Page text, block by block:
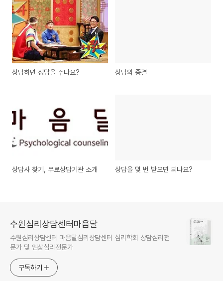
상담하면 정답을 주나요? 상담의 종결
상담사 찾기, 무료상담기관 소개 상담을 몇 번 받으면 되나요?
수원심리상담센터마음달
수원심리상담센터 마음달심리상담센터 심리학회 상담심리전
문가 및 임상심리전문가
구독하기